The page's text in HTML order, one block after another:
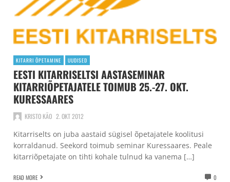
KITARRI ÕPETAMINE UUDISED
EESTI KITARRISELTSI AASTASEMINAR
KITARRIÕPETAJATELE TOIMUB 25.-27. OKT.
KURESSAARES
KRISTO KÄO 2. OKT 2012
Kitarriselts on juba aastaid sügisel õpetajatele koolitusi
korraldanud. Seekord toimub seminar Kuressaares. Peale
kitarriõpetajate on tihti kohale tulnud ka vanema […]
READ MORE 0